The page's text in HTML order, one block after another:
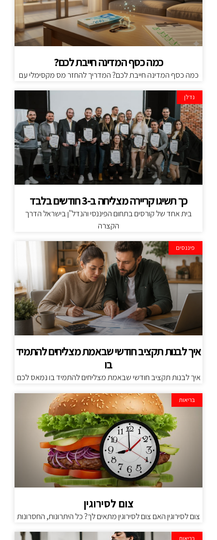
כמה כסף המדינה חייבת לכם?
כמה כסף המדינה חייבת לכם? המדריך להחזר מס מקסימלי עם
נדלן
כך תשיגו קריירה מצליחה ב-3 חודשים בלבד
בית אחד של קורסים בתחום הפיננסי והנדל"ן בישראל הדרך
הקצרה
פיננסים
איך לבנות תקציב חודשי שבאמת מצליחים להתמיד
בו
איך לבנות תקציב חודשי שבאמת מצליחים להתמיד בו נמאס לכם
בריאות
צום לסירוגין
צום לסירוגין האם צום לסירוגין מתאים לך? כל היתרונות, החסרונות